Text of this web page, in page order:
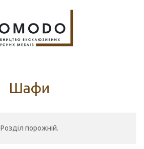
Шафи
Розділ порожній.